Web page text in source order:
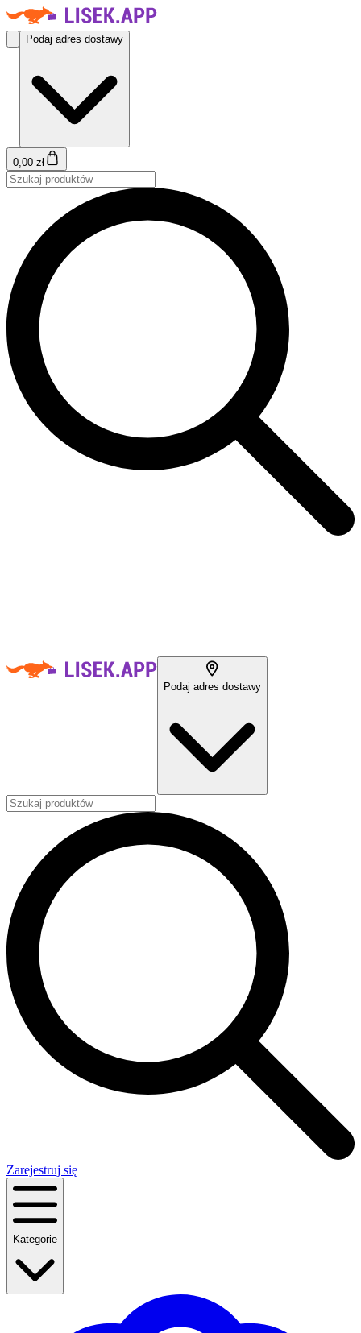
Podaj adres dostawy
0,00 zł
Podaj adres dostawy
Zarejestruj się
Kategorie